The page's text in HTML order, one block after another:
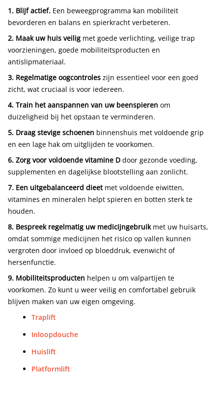
1. Blijf actief. Een beweegprogramma kan mobiliteit
bevorderen en balans en spierkracht verbeteren.
2. Maak uw huis veilig met goede verlichting, veilige trap
voorzieningen, goede mobiliteitsproducten en
antislipmateriaal.
3. Regelmatige oogcontroles zijn essentieel voor een goed
zicht, wat cruciaal is voor iedereen.
4. Train het aanspannen van uw beenspieren om
duizeligheid bij het opstaan te verminderen.
5. Draag stevige schoenen binnenshuis met voldoende grip
en een lage hak om uitglijden te voorkomen.
6. Zorg voor voldoende vitamine D door gezonde voeding,
supplementen en dagelijkse blootstelling aan zonlicht.
7. Een uitgebalanceerd dieet met voldoende eiwitten,
vitamines en mineralen helpt spieren en botten sterk te
houden.
8. Bespreek regelmatig uw medicijngebruikmet uw huisarts,
omdat sommige medicijnen het risico op vallen kunnen
vergroten door invloed op bloeddruk, evenwicht of
hersenfunctie.
9. Mobiliteitsproducten helpen u om valpartijen te
voorkomen. Zo kunt u weer veilig en comfortabel gebruik
blijven maken van uw eigen omgeving.
Traplift
Inloopdouche
Huislift
Platformlift